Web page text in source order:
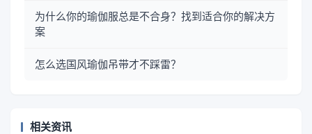
为什么你的瑜伽服总是不合身？找到适合你的解决方
案
怎么选国风瑜伽吊带才不踩雷？
相关资讯